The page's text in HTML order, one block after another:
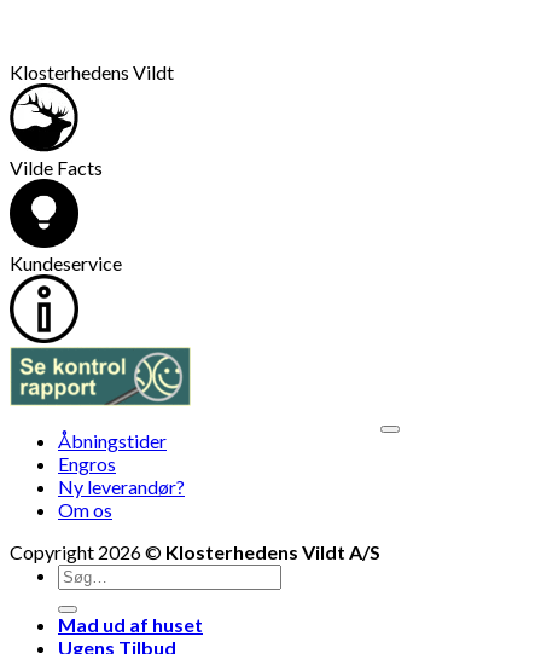
Klosterhedens Vildt
Vilde Facts
Kundeservice
Åbningstider
Engros
Ny leverandør?
Om os
Copyright 2026 © Klosterhedens Vildt A/S
Søg
efter:
Mad ud af huset
Ugens Tilbud